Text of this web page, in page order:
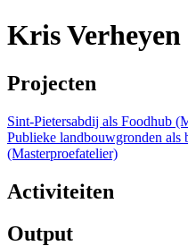
Kris Verheyen
Projecten
Sint-Pietersabdij als Foodhub
Publieke landbouwgronden als
(Masterproefatelier)
Activiteiten
Output